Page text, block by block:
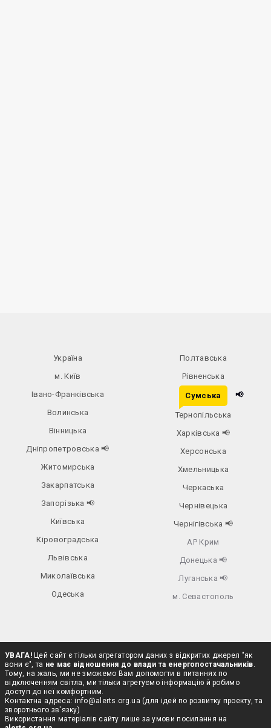
Україна
м. Київ
Івано-Франківська
Волинська
Вінницька
Дніпропетровська📢
Житомирська
Закарпатська
Запорізька 📢
Київська
Кіровоградська
Львівська
Миколаївська
Одеська
Полтавська
Рівненська
Сумська 📢
Тернопільська
Харківська 📢
Херсонська
Хмельницька
Черкаська
Чернівецька
Чернігівська 📢
АР Крим
Донецька 📢
Луганська 📢
м. Севастополь
УВАГА!Цей сайт є тільки агрегатором даних з відкритих джерел "як
вони є", та не має відношення до влади та енергопостачальників.
Тому, на жаль, ми не зможемо Вам допомогти в питаннях по
відключенням світла, ми тільки агрегуємо інформацію й робимо
доступ до неї комфортним.
Контактна адреса:info@alerts.org.ua (для ідей по розвитку проекту, та
зворотнього зв'язку)
Використання матеріалів сайту лише за умови посилання на